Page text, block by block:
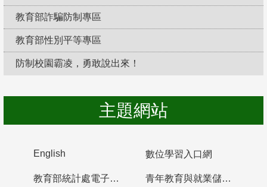
教育部詐騙防制專區
教育部性別平等專區
防制校園霸凌，勇敢說出來！
主題網站
English 數位學習入口網
教育部統計處電子書櫃 青年教育與就業儲蓄帳戶